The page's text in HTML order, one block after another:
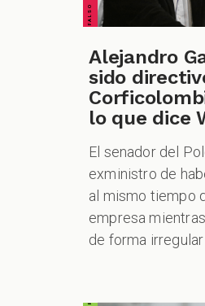
Alejandro
sido
lo que dice
El senador del
exministro de
al mismo tiempo
empresa
de forma irregular